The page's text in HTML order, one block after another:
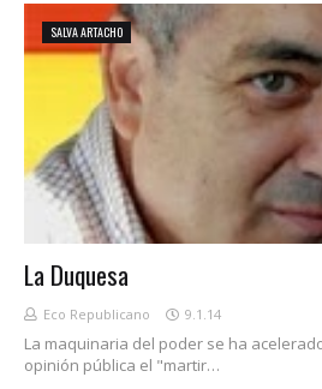
SALVA ARTACHO
La Duquesa
Eco Republicano 9.1.14
La maquinaria del poder se ha
opinión pública el "martir…